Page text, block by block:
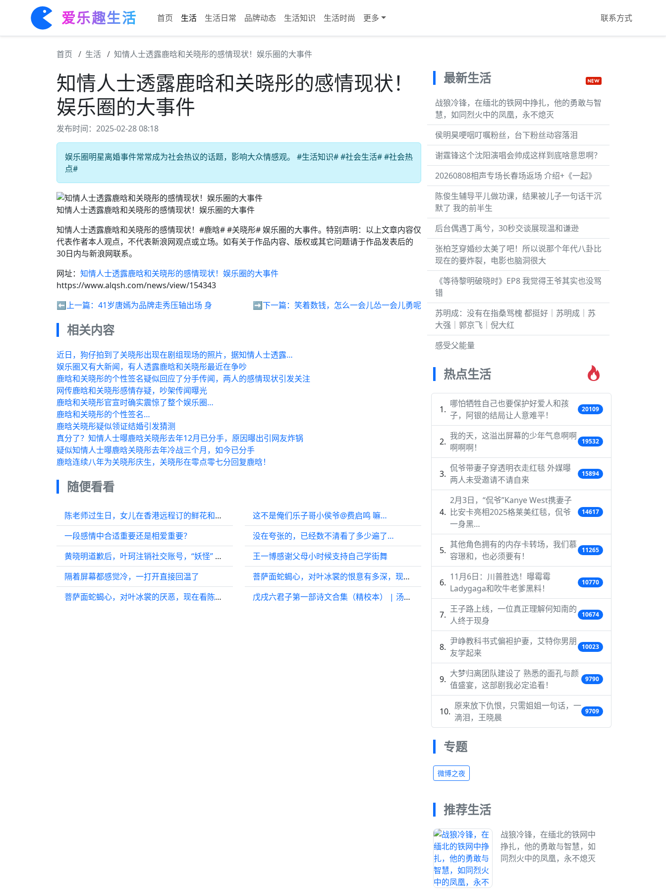
爱乐趣生活 首页 生活 生活日常 品牌动态 生活知识 生活时尚 更多 联系方式
首页 生活 知情人士透露鹿晗和关晓彤的感情现状！娱乐圈的大事件
知情人士透露鹿晗和关晓彤的感情现状！
娱乐圈的大事件
发布时间：2025-02-28 08:18
娱乐圈明星离婚事件常常成为社会热议的话题，影响大众情感观。 #生活知识# #社会生活# #社会热
点#
知情人士透露鹿晗和关晓彤的感情现状！娱乐圈的大事件
知情人士透露鹿晗和关晓彤的感情现状！#鹿晗# #关晓彤# 娱乐圈的大事件。特别声明：以上文章内容仅
代表作者本人观点，不代表新浪网观点或立场。如有关于作品内容、版权或其它问题请于作品发表后的
30日内与新浪网联系。
网址： 知情人士透露鹿晗和关晓彤的感情现状！娱乐圈的大事件
https://www.alqsh.com/news/view/154343
⬅️上一篇： 41岁唐嫣为品牌走秀压轴出场 身 ➡️下一篇： 笑着数钱，怎么一会儿怂一会儿勇呢
相关内容
近日，狗仔拍到了关晓彤出现在剧组现场的照片，据知情人士透露…
娱乐圈又有大新闻，有人透露鹿晗和关晓彤最近在争吵
鹿晗和关晓彤的个性签名疑似回应了分手传闻，两人的感情现状引发关注
网传鹿晗和关晓彤感情存疑，吵架传闻曝光
鹿晗和关晓彤官宣时确实震惊了整个娱乐圈…
鹿晗和关晓彤的个性签名…
鹿晗关晓彤疑似领证结婚引发猜测
真分了？知情人士曝鹿晗关晓彤去年12月已分手，原因曝出引网友炸锅
疑似知情人士曝鹿晗关晓彤去年冷战三个月，如今已分手
鹿晗连续八年为关晓彤庆生，关晓彤在零点零七分回复鹿晗！
随便看看
陈老师过生日，女儿在香港远程订的鲜花和水果给了陈老师一个大大的惊喜…
一段感情中合适重要还是相爱重要？
黄晓明道歉后，叶珂注销社交账号，“妖怪” 曝叶珂怀别人孩子
隔着屏幕都感觉冷，一打开直接回温了
菩萨面蛇蝎心，对叶冰裳的厌恶，现在看陈都灵的脸就有多吸引人，反差真大！
这不是俺们乐子哥小侯爷@费启鸣 嘛…
没在夸张的，已经数不清看了多少遍了…
王一博感谢父母小时候支持自己学街舞
菩萨面蛇蝎心，对叶冰裳的恨意有多深，现在看陈都灵的脸就有多吸引人…
戊戌六君子第一部诗文合集（精校本） | 汤志钧、杨天石推荐
最新生活
战狼冷锋，在缅北的铁网中挣扎，他的勇敢与智
慧，如同烈火中的凤凰，永不熄灭
侯明昊哽咽叮嘱粉丝，台下粉丝动容落泪
谢霆锋这个沈阳演唱会帅成这样到底啥意思啊？
20260808相声专场长春场返场 介绍+《一起》
陈俊生辅导平儿做功课，结果被儿子一句话干沉
默了 我的前半生
后台偶遇丁禹兮，30秒交谈展现温和谦逊
张柏芝穿婚纱太美了吧！所以说那个年代八卦比
现在的要炸裂，电影也脑洞很大
《等待黎明破晓时》EP8 我觉得王爷其实也没骂
错
苏明成：没有在指桑骂槐 都挺好｜苏明成｜苏
大强｜郭京飞｜倪大红
感受父能量
热点生活
哪怕牺牲自己也要保护好爱人和孩
子，阿银的结局让人意难平！
20109
我的天，这溢出屏幕的少年气息啊啊
啊啊啊！
19532
侃爷带妻子穿透明衣走红毯 外媒曝
两人未受邀请不请自来
15894
2月3日，“侃爷”Kanye West携妻子
比安卡亮相2025格莱美红毯，侃爷
一身黑…
14617
其他角色拥有的内存卡转场，我们慕
容璟和，也必须要有！
11265
11月6日：川普胜选！曝霉霉
Ladygaga和吹牛老爹黑料！
10770
王子路上线，一位真正理解何知南的
人终于现身
10674
尹峥教科书式偏袒护妻，艾特你男朋
友学起来
10023
大梦归离团队建设了 熟悉的面孔与颜
值盛宴，这部剧我必定追看！
9790
原来放下仇恨，只需姐姐一句话，一
滴泪，王晓晨
9709
专题
微博之夜
推荐生活
战狼冷锋，在缅北的铁网中
挣扎，他的勇敢与智慧，如
同烈火中的凤凰，永不熄灭